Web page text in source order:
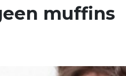
muffins